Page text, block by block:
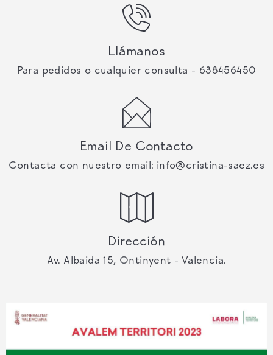
Llámanos
Para pedidos o cualquier consulta - 638456450
Email De Contacto
Contacta con nuestro email: info@cristina-saez.es
Dirección
Av. Albaida 15, Ontinyent - Valencia.